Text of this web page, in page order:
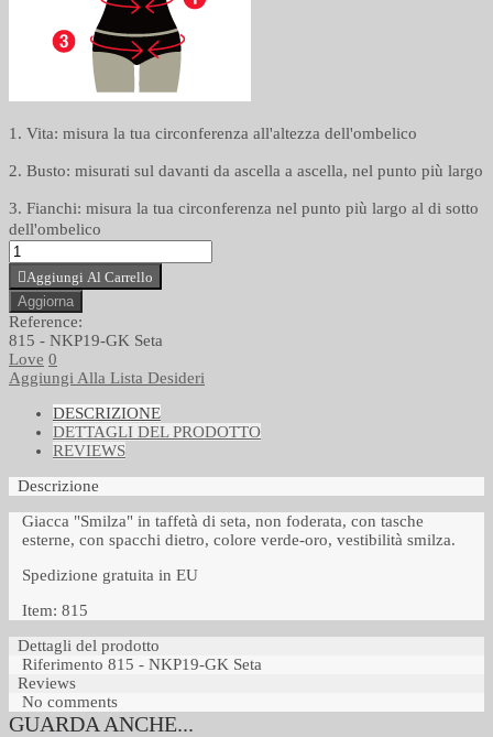
1. Vita: misura la tua circonferenza all'altezza dell'ombelico
2. Busto: misurati sul davanti da ascella a ascella, nel punto più largo
3. Fianchi: misura la tua circonferenza nel punto più largo al di sotto
dell'ombelico
Aggiungi Al Carrello
Reference:
815 - NKP19-GK Seta
Love 0
Aggiungi Alla Lista Desideri
DESCRIZIONE
DETTAGLI DEL PRODOTTO
REVIEWS
Descrizione
Giacca "Smilza" in taffetà di seta, non foderata, con tasche
esterne, con spacchi dietro, colore verde-oro, vestibilità smilza.
Spedizione gratuita in EU
Item: 815
Dettagli del prodotto
Riferimento 815 - NKP19-GK Seta
Reviews
No comments
GUARDA ANCHE...